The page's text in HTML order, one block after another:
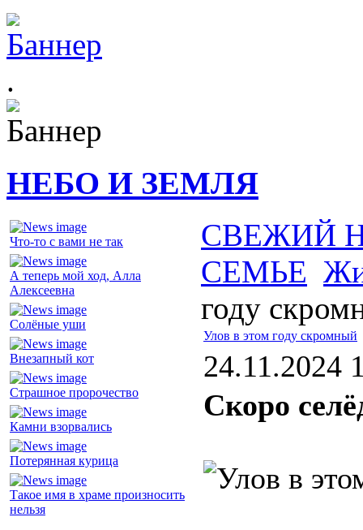
.
НЕБО И ЗЕМЛЯ
Что-то с вами не так
А теперь мой ход, Алла
Алексеевна
Солёные уши
Внезапный кот
Страшное пророчество
Камни взорвались
Потерянная курица
Такое имя в храме произносить
нельзя
СВЕЖИЙ
СЕМЬЕ
году
Улов в этом году скромный
24.11.2024
Скоро